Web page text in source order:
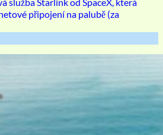
připojení na palubě (za